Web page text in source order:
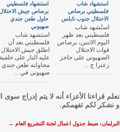
استشهاد فلسطيني
برصاص جيش الاحتلال
حاول طعن جندي
صهيوني
استشهد شاب
فلسطيني بعد أن
اطلق جيش الاحتلال
عليه النار على خلفية
محاولته طعن جندي
صهيوني في ...
استشهاد شاب
فلسطيني برصاص
الاحتلال جنوب نابلس
استُشهد شاب
فلسطيني بعد ظهر
اليوم الاثنين، برصاص
قوات الاحتلال
الصهيوني على حاجز
زعترا ج ...
نعلم قراءنا الأعزاء أنه لا يتم إدراج سوى
و نشكر لكم تفهمكم.
البرلمان: ضبط جدول اعمال لجنة التشريع العام →